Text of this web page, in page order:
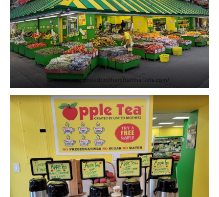
https://www.unitedbrothersfruitmarkets.com/